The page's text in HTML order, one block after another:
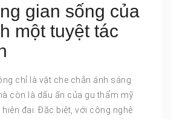
gian sống của
một tuyệt tác
chỉ là vật che chắn ánh sáng
còn là dấu ấn của gu thẩm mỹ
đại. Đặc biệt, với công nghệ